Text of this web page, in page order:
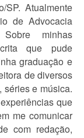
Atualmente
de Advocacia
minhas
que pude
graduação e
de diversos
séries e música.
que
me comunicar
com redação,